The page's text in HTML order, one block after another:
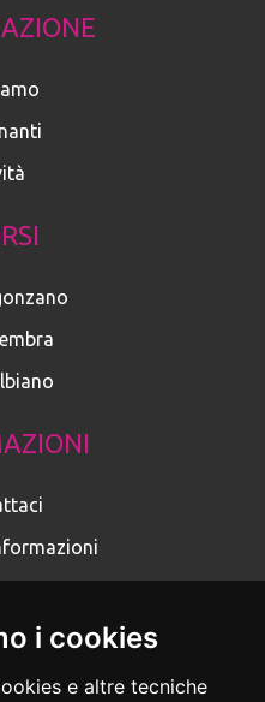
i cookies
e altre tecniche
Policy